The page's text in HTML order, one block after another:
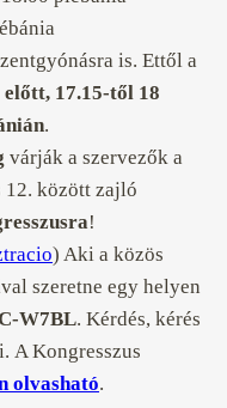
is. Ettől a
előtt, 17.15-től 18
.
várják a szervezők a
12. között zajló
!
) Aki a közös
szeretne egy helyen
W7BL. Kérdés, kérés
A Kongresszus
olvasható.